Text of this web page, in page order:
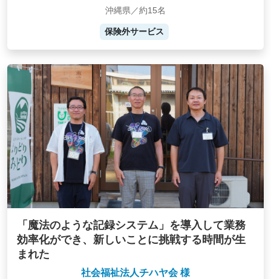
沖縄県／約15名
保険外サービス
「魔法のような記録システム」を導入して業務
効率化ができ、新しいことに挑戦する時間が生
まれた
社会福祉法人チハヤ会 様